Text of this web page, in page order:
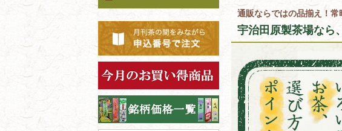
通販ならではの品揃え！常
宇治田原製茶場なら